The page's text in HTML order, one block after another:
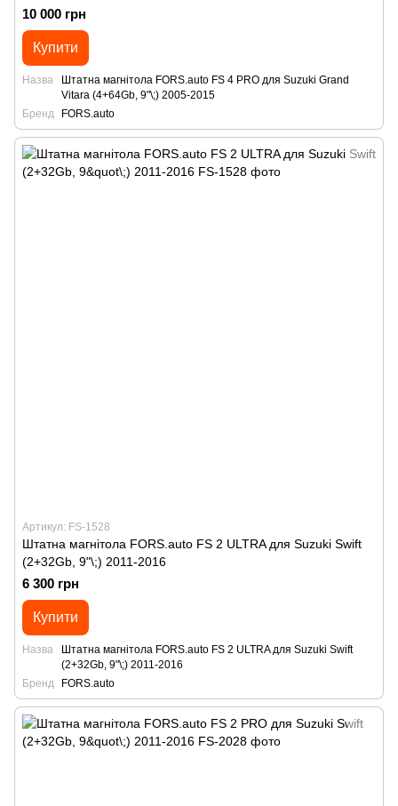
10 000 грн
Купити
Назва
Штатна магнітола FORS.auto FS 4 PRO для Suzuki Grand
Vitara (4+64Gb, 9"\;) 2005-2015
Бренд
FORS.auto
Артикул: FS-1528
Штатна магнітола FORS.auto FS 2 ULTRA для Suzuki Swift
(2+32Gb, 9"\;) 2011-2016
6 300 грн
Купити
Назва
Штатна магнітола FORS.auto FS 2 ULTRA для Suzuki Swift
(2+32Gb, 9"\;) 2011-2016
Бренд
FORS.auto